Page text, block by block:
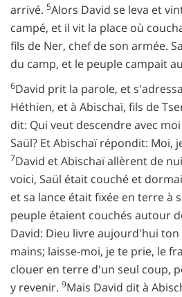
arrivé. 5Alors David se leva et
campé, et il vit la place où
fils de Ner, chef de son armée.
du camp, et le peuple campait
6David prit la parole, et
Héthien, et à Abischaï, fils de
dit: Qui veut descendre avec
Saül? Et Abischaï répondit: Moi,
7David et Abischaï allèrent de
voici, Saül était couché et
et sa lance était fixée en terre à
peuple étaient couchés autour
David: Dieu livre aujourd'hui
mains; laisse-moi, je te prie, le
clouer en terre d'un seul coup,
y revenir. 9Mais David dit à